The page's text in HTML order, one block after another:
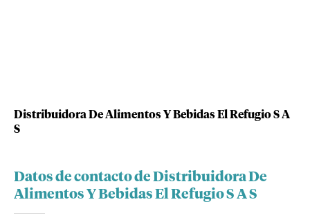
Distribuidora De Alimentos Y Bebidas El Refugio S A
S
Datos de contacto de Distribuidora De
Alimentos Y Bebidas El Refugio S A S